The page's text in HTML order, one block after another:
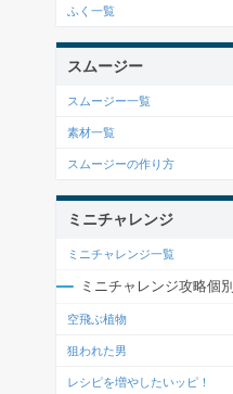
ふく一覧
スムージー
スムージー一覧
素材一覧
スムージーの作り方
ミニチャレンジ
ミニチャレンジ一覧
ミニチャレンジ攻略個別
空飛ぶ植物
狙われた男
レシピを増やしたいッピ！